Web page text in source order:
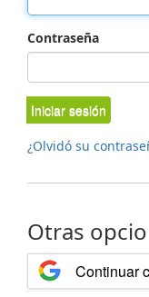
Contraseña
Iniciar sesión
¿Olvidó su
Otras
Continuar